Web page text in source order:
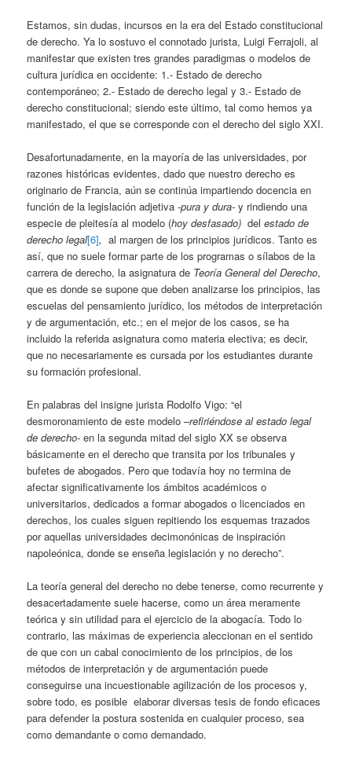
Estamos, sin dudas, incursos en la era del Estado constitucional
de derecho. Ya lo sostuvo el connotado jurista, Luigi Ferrajoli, al
manifestar que existen tres grandes paradigmas o modelos de
cultura jurídica en occidente: 1.- Estado de derecho
contemporáneo; 2.- Estado de derecho legal y 3.- Estado de
derecho constitucional; siendo este último, tal como hemos ya
manifestado, el que se corresponde con el derecho del siglo XXI.
Desafortunadamente, en la mayoría de las universidades, por
razones históricas evidentes, dado que nuestro derecho es
originario de Francia, aún se continúa impartiendo docencia en
función de la legislación adjetiva-pura y dura- y rindiendo una
especie de pleitesía al modelo (hoy desfasado) delestado de
derecho legal[6], al margen de los principios jurídicos. Tanto es
así, que no suele formar parte de los programas o sílabos de la
carrera de derecho, la asignatura de Teoría General del Derecho,
que es donde se supone que deben analizarse los principios, las
escuelas del pensamiento jurídico, los métodos de interpretación
y de argumentación, etc.; en el mejor de los casos, se ha
incluido la referida asignatura como materia electiva; es decir,
que no necesariamente es cursada por los estudiantes durante
su formación profesional.
En palabras del insigne jurista Rodolfo Vigo: “el
desmoronamiento de este modelo–refiriéndose al estado legal
de derecho-en la segunda mitad del siglo XX se observa
básicamente en el derecho que transita por los tribunales y
bufetes de abogados. Pero que todavía hoy no termina de
afectar significativamente los ámbitos académicos o
universitarios, dedicados a formar abogados o licenciados en
derechos, los cuales siguen repitiendo los esquemas trazados
por aquellas universidades decimonónicas de inspiración
napoleónica, donde se enseña legislación y no derecho”.
La teoría general del derecho no debe tenerse, como recurrente y
desacertadamente suele hacerse, como un área meramente
teórica y sin utilidad para el ejercicio de la abogacía. Todo lo
contrario, las máximas de experiencia aleccionan en el sentido
de que con un cabal conocimiento de los principios, de los
métodos de interpretación y de argumentación puede
conseguirse una incuestionable agilización de los procesos y,
sobre todo, es posible elaborar diversas tesis de fondo eficaces
para defender la postura sostenida en cualquier proceso, sea
como demandante o como demandado.